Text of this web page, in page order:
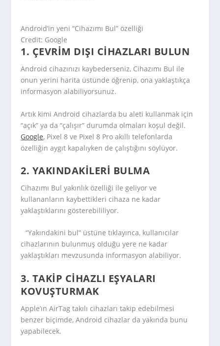
Android’in yeni “Cihazımı Bul” özelliği
Credit: Google
1. ÇEVRIM DIŞI CIHAZLARI BULUN
Android cihazınızı kaybederseniz, Cihazımı Bul ile
onun yerini harita üstünde öğrenip, ona yaklaştıkça
informasyon alabiliyorsunuz.
Artık kimi Android cihazlarda bu aleti kullanmak için
“açık” ya da “çalışır” durumda olmaları koşul değil.
Google, Pixel 8 ve Pixel 8 Pro akıllı telefonlarda
özelliğin aygıt kapalıyken de çalıştığını söylüyor.
2. YAKINDAKILERI BULMA
Cihazımı Bul yakınlık özelliği ile geliyor ve
kullananların kaybettikleri cihaza ne kadar
yaklaştıklarını gösterebililiyor.
“Yakındakini bul” üstüne tıklayınca, kullanıcılar
cihazlarının bulunmuş olduğu yere ne kadar
yaklaştıkları mevzusunda informasyon alabiliyor.
3. TAKIP CIHAZLI EŞYALARI
KOVUŞTURMAK
Apple’ın AirTag takılı cihazları takip edebilmesi
benzer biçimde, Android cihazlar da yakında bunu
yapabilecek.